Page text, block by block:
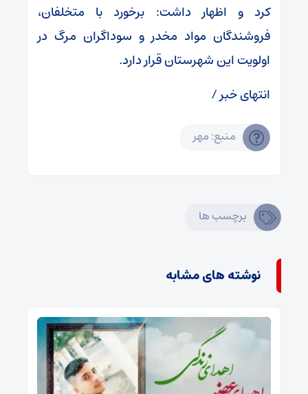
کرد و اظهار داشت: برخورد با متخلفان،
فروشندگان مواد مخدر و سوداگران مرگ در
اولویت این شهرستان قرار دارد.
انتهای خبر /
منبع: مهر
برچسب ها
نوشته های مشابه